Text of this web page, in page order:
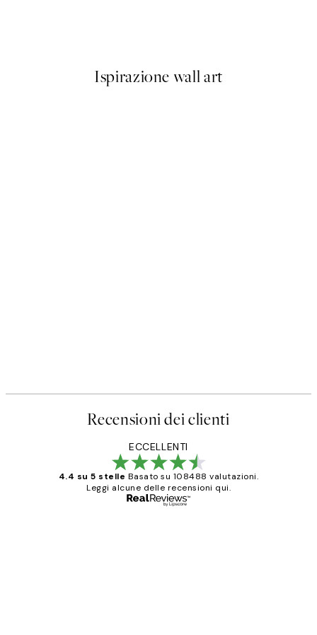
Ispirazione wall art
Recensioni dei clienti
ECCELLENTI
4.4 su 5 stelle Basato su 108488 valutazioni.
Leggi alcune delle recensioni qui.